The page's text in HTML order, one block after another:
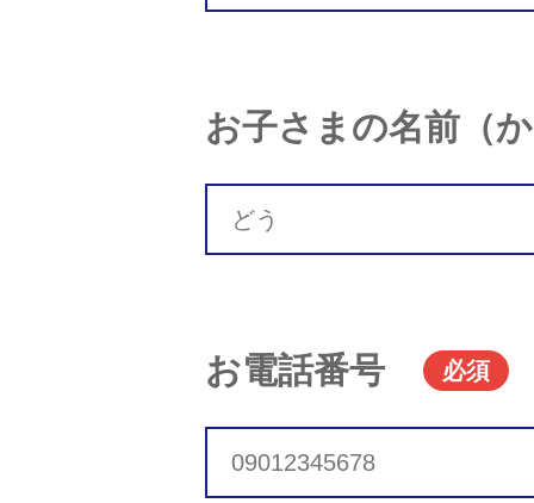
お子さまの名前（
お電話番号 必須